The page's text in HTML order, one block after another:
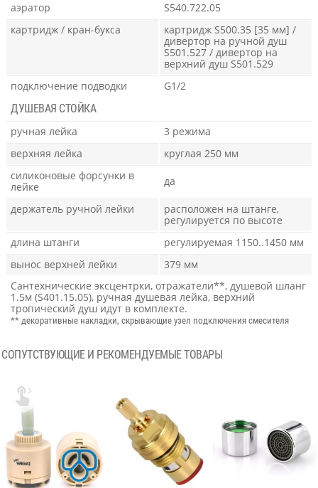
аэратор
S540.722.05
картридж / кран-букса
картридж S500.35 [35 мм] /
дивертор на ручной душ
S501.527 / дивертор на
верхний душ S501.529
подключение подводки
G1/2
ДУШЕВАЯ СТОЙКА
ручная лейка
3 режима
верхняя лейка
круглая 250 мм
силиконовые форсунки в
лейке
да
держатель ручной лейки
расположен на штанге,
регулируется по высоте
длина штанги
регулируемая 1150..1450 мм
вынос верхней лейки
379 мм
Сантехнические эксцентрки, отражатели**, душевой шланг
1.5м (S401.15.05), ручная душевая лейка, верхний
тропический душ идут в комплекте.
** декоративные накладки, скрывающие узел подключения смесителя
СОПУТСТВУЮЩИЕ И РЕКОМЕНДУЕМЫЕ ТОВАРЫ
